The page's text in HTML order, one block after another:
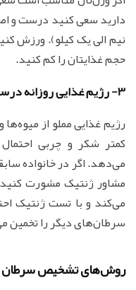
دارید سعی کنید درست و
نیم الی یک کیلو). ورزش
حجم غذایتان را کم کنید.
3- رژیم غذایی روزانه درستی تنظیم کنید
رژیم غذایی مملو از
کمتر شکر و چربی
می‌دهد. اگر در خانواده
مشاور ژنتیک مشورت
می‌کند و با تست ژنتیک
سرطان‌های دیگر را تخمین
روش‌های تشخیص سرطان